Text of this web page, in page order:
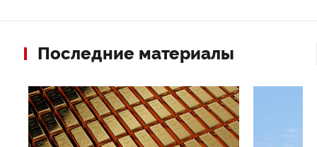
Последние материалы